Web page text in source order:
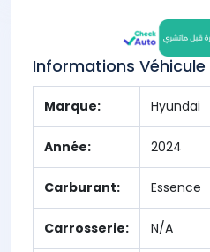
Informations Véhicule
Marque: Hyundai
Année: 2024
Carburant: Essence
Carrosserie: N/A